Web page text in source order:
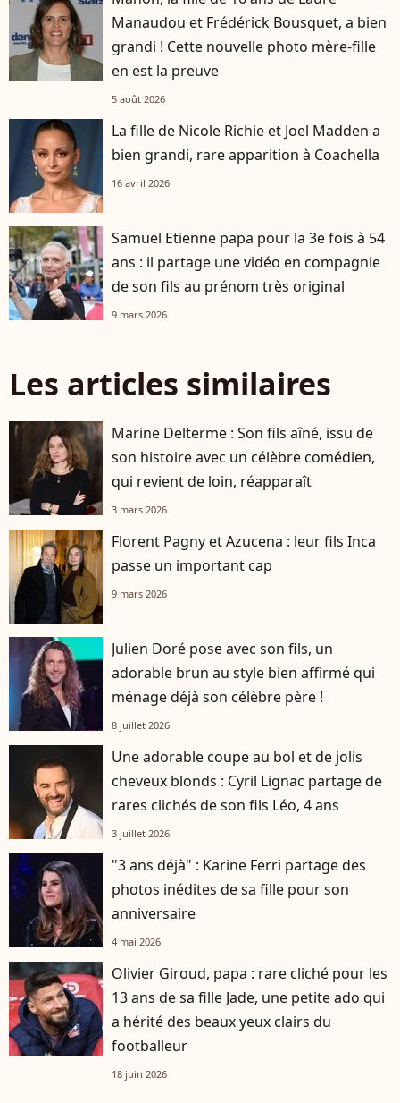
Manaudou et Frédérick Bousquet, a bien
grandi ! Cette nouvelle photo mère-fille
en est la preuve
5 août 2026
La fille de Nicole Richie et Joel Madden a
bien grandi, rare apparition à Coachella
16 avril 2026
Samuel Etienne papa pour la 3e fois à 54
ans : il partage une vidéo en compagnie
de son fils au prénom très original
9 mars 2026
Les articles similaires
Marine Delterme : Son fils aîné, issu de
son histoire avec un célèbre comédien,
qui revient de loin, réapparaît
3 mars 2026
Florent Pagny et Azucena : leur fils Inca
passe un important cap
9 mars 2026
Julien Doré pose avec son fils, un
adorable brun au style bien affirmé qui
ménage déjà son célèbre père !
8 juillet 2026
Une adorable coupe au bol et de jolis
cheveux blonds : Cyril Lignac partage de
rares clichés de son fils Léo, 4 ans
3 juillet 2026
"3 ans déjà" : Karine Ferri partage des
photos inédites de sa fille pour son
anniversaire
4 mai 2026
Olivier Giroud, papa : rare cliché pour les
13 ans de sa fille Jade, une petite ado qui
a hérité des beaux yeux clairs du
footballeur
18 juin 2026